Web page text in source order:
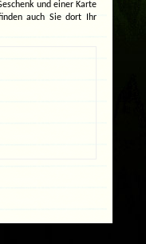
und einer Karte
auch Sie dort Ihr